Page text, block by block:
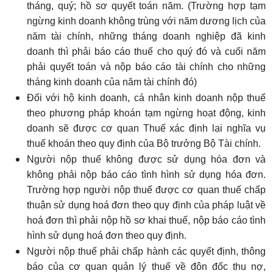
tháng, quý; hồ sơ quyết toán năm. (Trường hợp tạm
ngừng kinh doanh không trùng với năm dương lịch của
năm tài chính, những tháng doanh nghiệp đã kinh
doanh thì phải báo cáo thuế cho quý đó và cuối năm
phải quyết toán và nộp báo cáo tài chính cho những
tháng kinh doanh của năm tài chính đó)
Đối với hộ kinh doanh, cá nhân kinh doanh nộp thuế
theo phương pháp khoán tạm ngừng hoạt động, kinh
doanh sẽ được cơ quan Thuế xác định lại nghĩa vụ
thuế khoán theo quy định của Bộ trưởng Bộ Tài chính.
Người nộp thuế không được sử dụng hóa đơn và
không phải nộp báo cáo tình hình sử dụng hóa đơn.
Trường hợp người nộp thuế được cơ quan thuế chấp
thuận sử dụng hoá đơn theo quy định của pháp luật về
hoá đơn thì phải nộp hồ sơ khai thuế, nộp báo cáo tình
hình sử dụng hoá đơn theo quy định.
Người nộp thuế phải chấp hành các quyết định, thông
báo của cơ quan quản lý thuế về đôn đốc thu nợ,